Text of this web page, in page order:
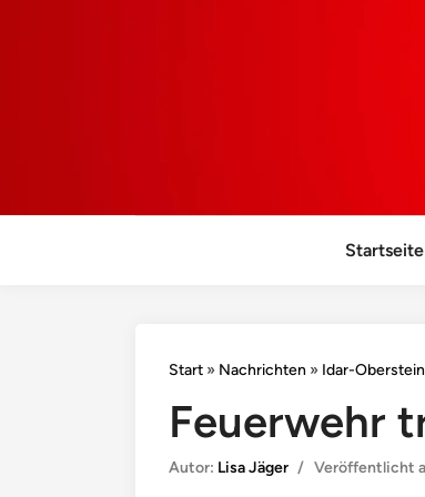
Startseite
Start » Nachrichten » Idar-Oberstein
Feuerwehr
Autor: Lisa Jäger / Veröffentlicht